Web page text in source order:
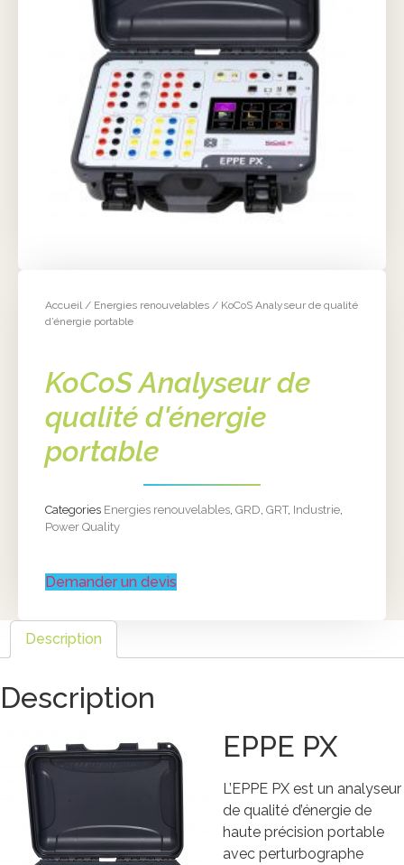
Accueil / Energies renouvelables / KoCoS Analyseur de qualité
d’énergie portable
KoCoS Analyseur de
qualité d'énergie
portable
Categories Energies renouvelables GRD GRT, Industrie
Power Quality
Demander un devis
Description
Description
EPPE PX
L’EPPE PX est un analyseur
de qualité d’énergie de
haute précision portable
avec perturbographe